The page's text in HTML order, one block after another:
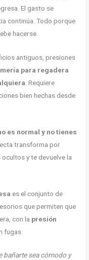
El gasto se
continúa. Todo porque
hacerse.
antiguos, presiones
para regadera
. Requiere
bien hechas desde
es normal y no tienes
transforma por
y te devuelve la
es el conjunto de
que permiten que
con la presión
fugas.
bañarte sea cómodo y